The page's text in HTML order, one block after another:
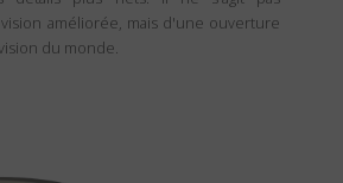
améliorée, mais d'une ouverture
du monde.